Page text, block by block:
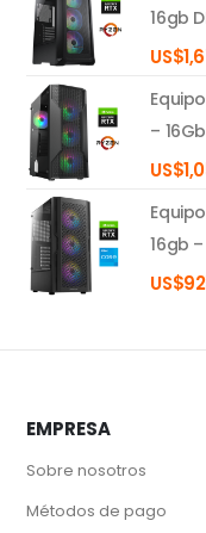
16gb
US$
–
US$
16gb
US$
EMPRESA
Sobre nosotros
Métodos de pago